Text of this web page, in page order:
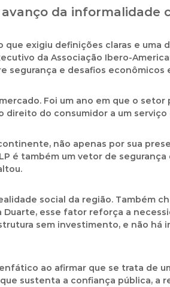
da informalidade
exigiu definições claras e uma
da Associação Ibero-
e desafios econômicos
Foi um ano em que o setor
do consumidor a um serviço
não apenas por sua
é também um vetor de
social da região. Também
esse fator reforça a
sem investimento, e não há
ao afirmar que se trata de
sustenta a confiança pública, a